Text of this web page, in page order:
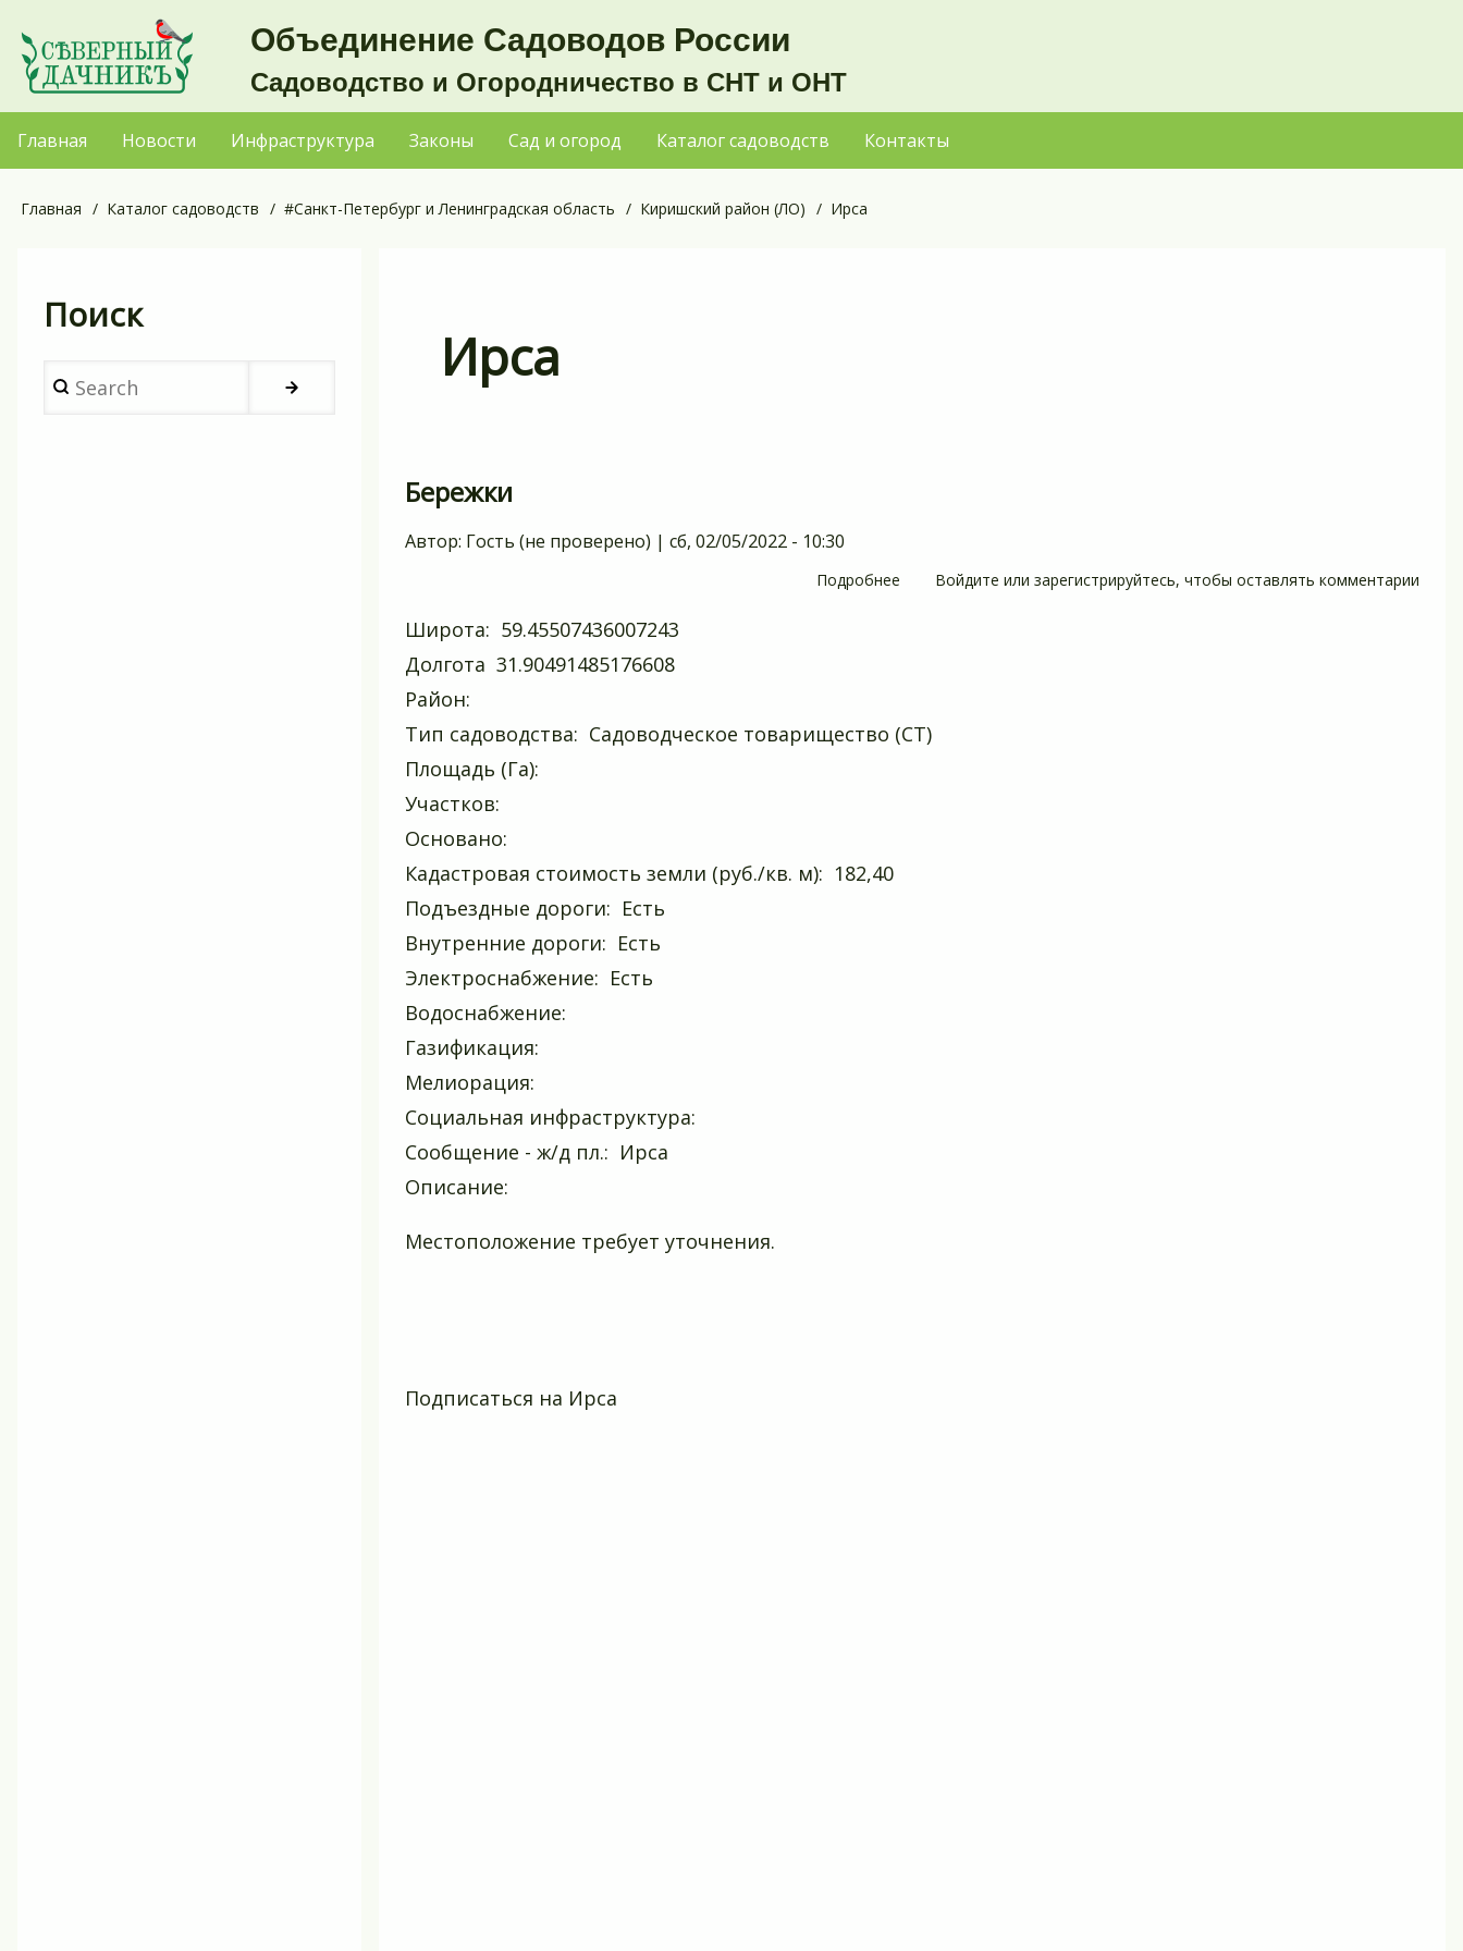
основному
Объединение Садоводов России
Садоводство и Огородничество в СНТ и ОНТ
Основная
навигация
Главная Новости Инфраструктура Законы Сад и огород Каталог садоводств Контакты
Строка
Главная Каталог садоводств #Санкт-Петербург и Ленинградская область Киришский район (ЛО) Ирса
Поиск
Search Ирса
Бережки
Автор: Гость (не проверено) | сб, 02/05/2022 - 10:30
Подробнее Войдите или зарегистрируйтесь, чтобы оставлять комментарии
Широта: 59.45507436007243
Долгота 31.90491485176608
Район:
Тип садоводства: Садоводческое товарищество (СТ)
Площадь (Га):
Участков:
Основано:
Кадастровая стоимость земли (руб./кв. м): 182,40
Подъездные дороги: Есть
Внутренние дороги: Есть
Электроснабжение: Есть
Водоснабжение:
Газификация:
Мелиорация:
Социальная инфраструктура:
Сообщение - ж/д пл.: Ирса
Описание:
Местоположение требует уточнения.
Подписаться на Ирса